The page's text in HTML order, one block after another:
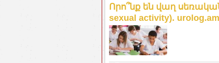
Որո՞նք են վաղ
sexual activity). urolog.am